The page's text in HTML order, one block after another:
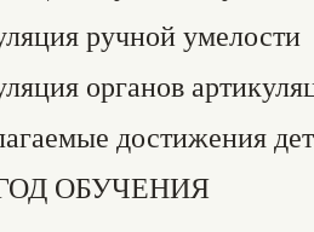
ручной умелости
органов
достижения
ОБУЧЕНИЯ